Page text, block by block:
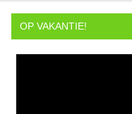
OP VAKANTIE!